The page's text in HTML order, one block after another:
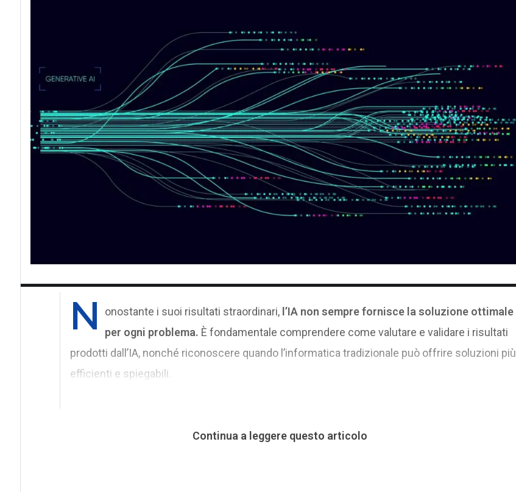
N onostante i suoi risultati straordinari,l’IA non sempre fornisce la soluzione ottimale
per ogni problema. È fondamentale comprendere come valutare e validare i risultati
prodotti dall’IA, nonché riconoscere quando l’informatica tradizionale può offrire soluzioni più
efficienti e spiegabili.
Continua a leggere questo articolo